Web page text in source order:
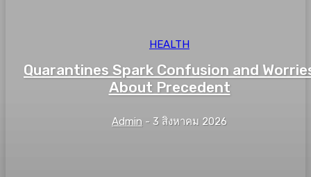
HEALTH
Quarantines Spark Confusion and
About Precedent
Admin - 3 สิงหาคม 2026